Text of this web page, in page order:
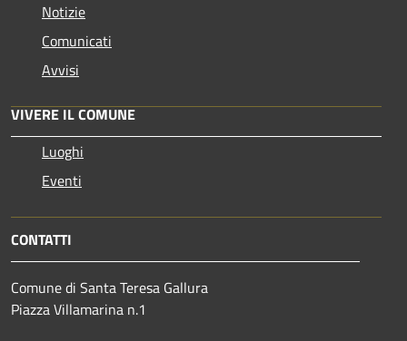
Notizie
Comunicati
Avvisi
VIVERE IL COMUNE
Luoghi
Eventi
CONTATTI
Comune di Santa Teresa Gallura
Piazza Villamarina n.1